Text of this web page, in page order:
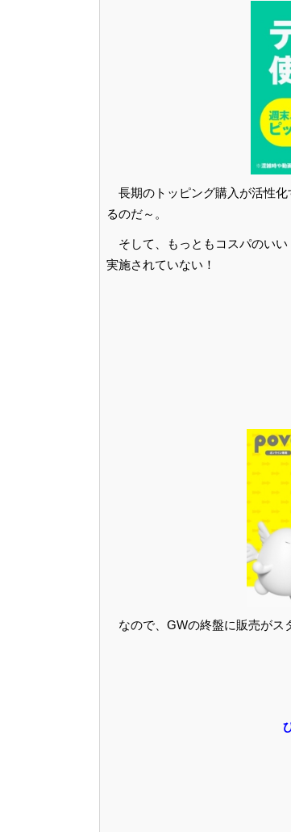
長期のトッピング購入が活性
るのだ～。
そして、もっともコスパのい
実施されていない！
なので、GWの終盤に販売がス